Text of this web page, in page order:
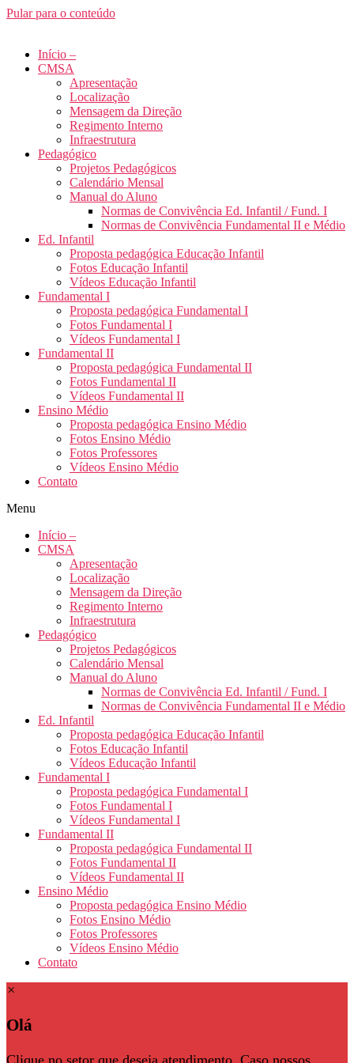
Pular para o conteúdo
Início –
CMSA
Apresentação
Localização
Mensagem da Direção
Regimento Interno
Infraestrutura
Pedagógico
Projetos Pedagógicos
Calendário Mensal
Manual do Aluno
Normas de Convivência Ed. Infantil / Fund. I
Normas de Convivência Fundamental II e Médio
Ed. Infantil
Proposta pedagógica Educação Infantil
Fotos Educação Infantil
Vídeos Educação Infantil
Fundamental I
Proposta pedagógica Fundamental I
Fotos Fundamental I
Vídeos Fundamental I
Fundamental II
Proposta pedagógica Fundamental II
Fotos Fundamental II
Vídeos Fundamental II
Ensino Médio
Proposta pedagógica Ensino Médio
Fotos Ensino Médio
Fotos Professores
Vídeos Ensino Médio
Contato
Menu
Início –
CMSA
Apresentação
Localização
Mensagem da Direção
Regimento Interno
Infraestrutura
Pedagógico
Projetos Pedagógicos
Calendário Mensal
Manual do Aluno
Normas de Convivência Ed. Infantil / Fund. I
Normas de Convivência Fundamental II e Médio
Ed. Infantil
Proposta pedagógica Educação Infantil
Fotos Educação Infantil
Vídeos Educação Infantil
Fundamental I
Proposta pedagógica Fundamental I
Fotos Fundamental I
Vídeos Fundamental I
Fundamental II
Proposta pedagógica Fundamental II
Fotos Fundamental II
Vídeos Fundamental II
Ensino Médio
Proposta pedagógica Ensino Médio
Fotos Ensino Médio
Fotos Professores
Vídeos Ensino Médio
Contato
×
Olá